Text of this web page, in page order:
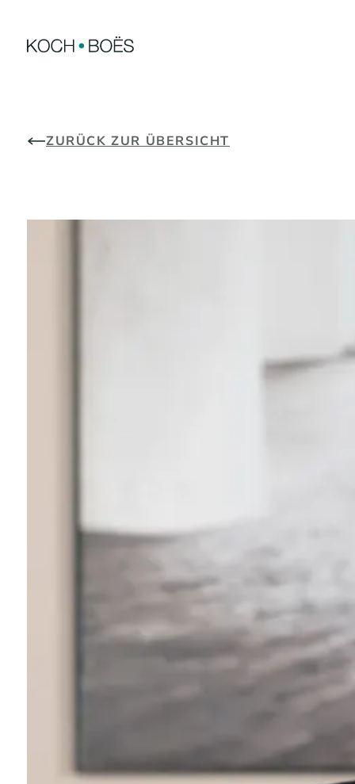
Inhalt
ZURÜCK ZUR ÜBERSICHT